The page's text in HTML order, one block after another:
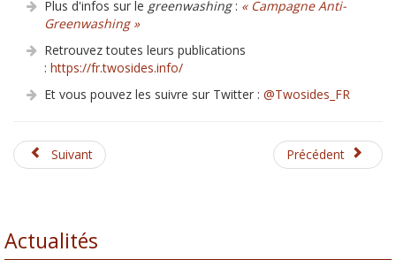
Plus d'infos sur le greenwashing: « Campagne Anti-
Greenwashing »
Retrouvez toutes leurs publications
: https://fr.twosides.info/
Et vous pouvez les suivre sur Twitter : @Twosides_FR
Suivant Précédent
Actualités